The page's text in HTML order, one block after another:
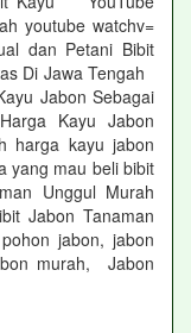
youtube watchv=
dan Petani Bibit
Di Jawa Tengah
Jabon Sebagai
Kayu Jabon
harga kayu jabon
yang mau beli bibit
Unggul Murah
Jabon Tanaman
jabon, jabon
murah, Jabon